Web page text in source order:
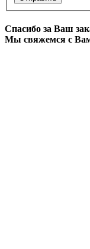
Спасибо за Ваш
Мы свяжемся с